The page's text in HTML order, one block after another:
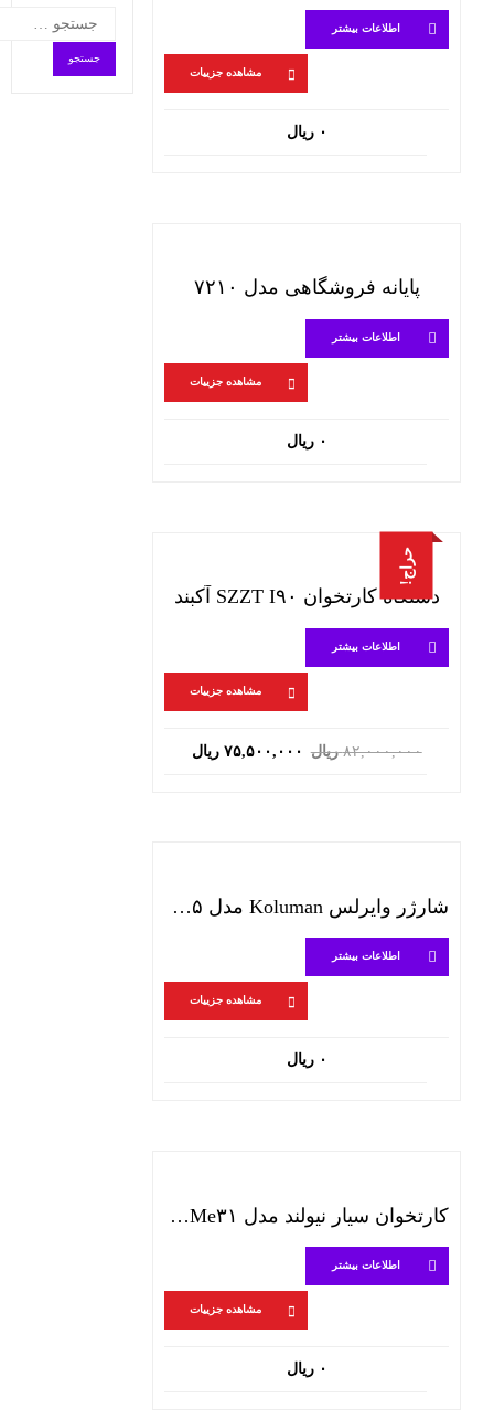
اطلاعات بیشتر
مشاهده جزییات
۰ ریال
پایانه فروشگاهی مدل ۷۲۱۰
اطلاعات بیشتر
مشاهده جزییات
۰ ریال
حراج!
دستگاه کارتخوان SZZT I۹۰ آکبند
اطلاعات بیشتر
مشاهده جزییات
۸۲,۰۰۰,۰۰۰ ریال
قیمت
۷۵,۵۰۰,۰۰۰ ریال
شارژر وایرلس Koluman مدل K-W۱۸۵-قرمز
اطلاعات بیشتر
مشاهده جزییات
۰ ریال
کارتخوان سيار نيولند مدل Me۳۱ (نقدی)
اطلاعات بیشتر
مشاهده جزییات
۰ ریال
جستجو
برای: